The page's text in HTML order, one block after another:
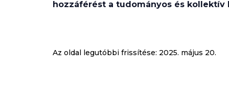
hozzáférést a tudományos és kollektív
Az oldal legutóbbi frissítése: 2025. május 20.